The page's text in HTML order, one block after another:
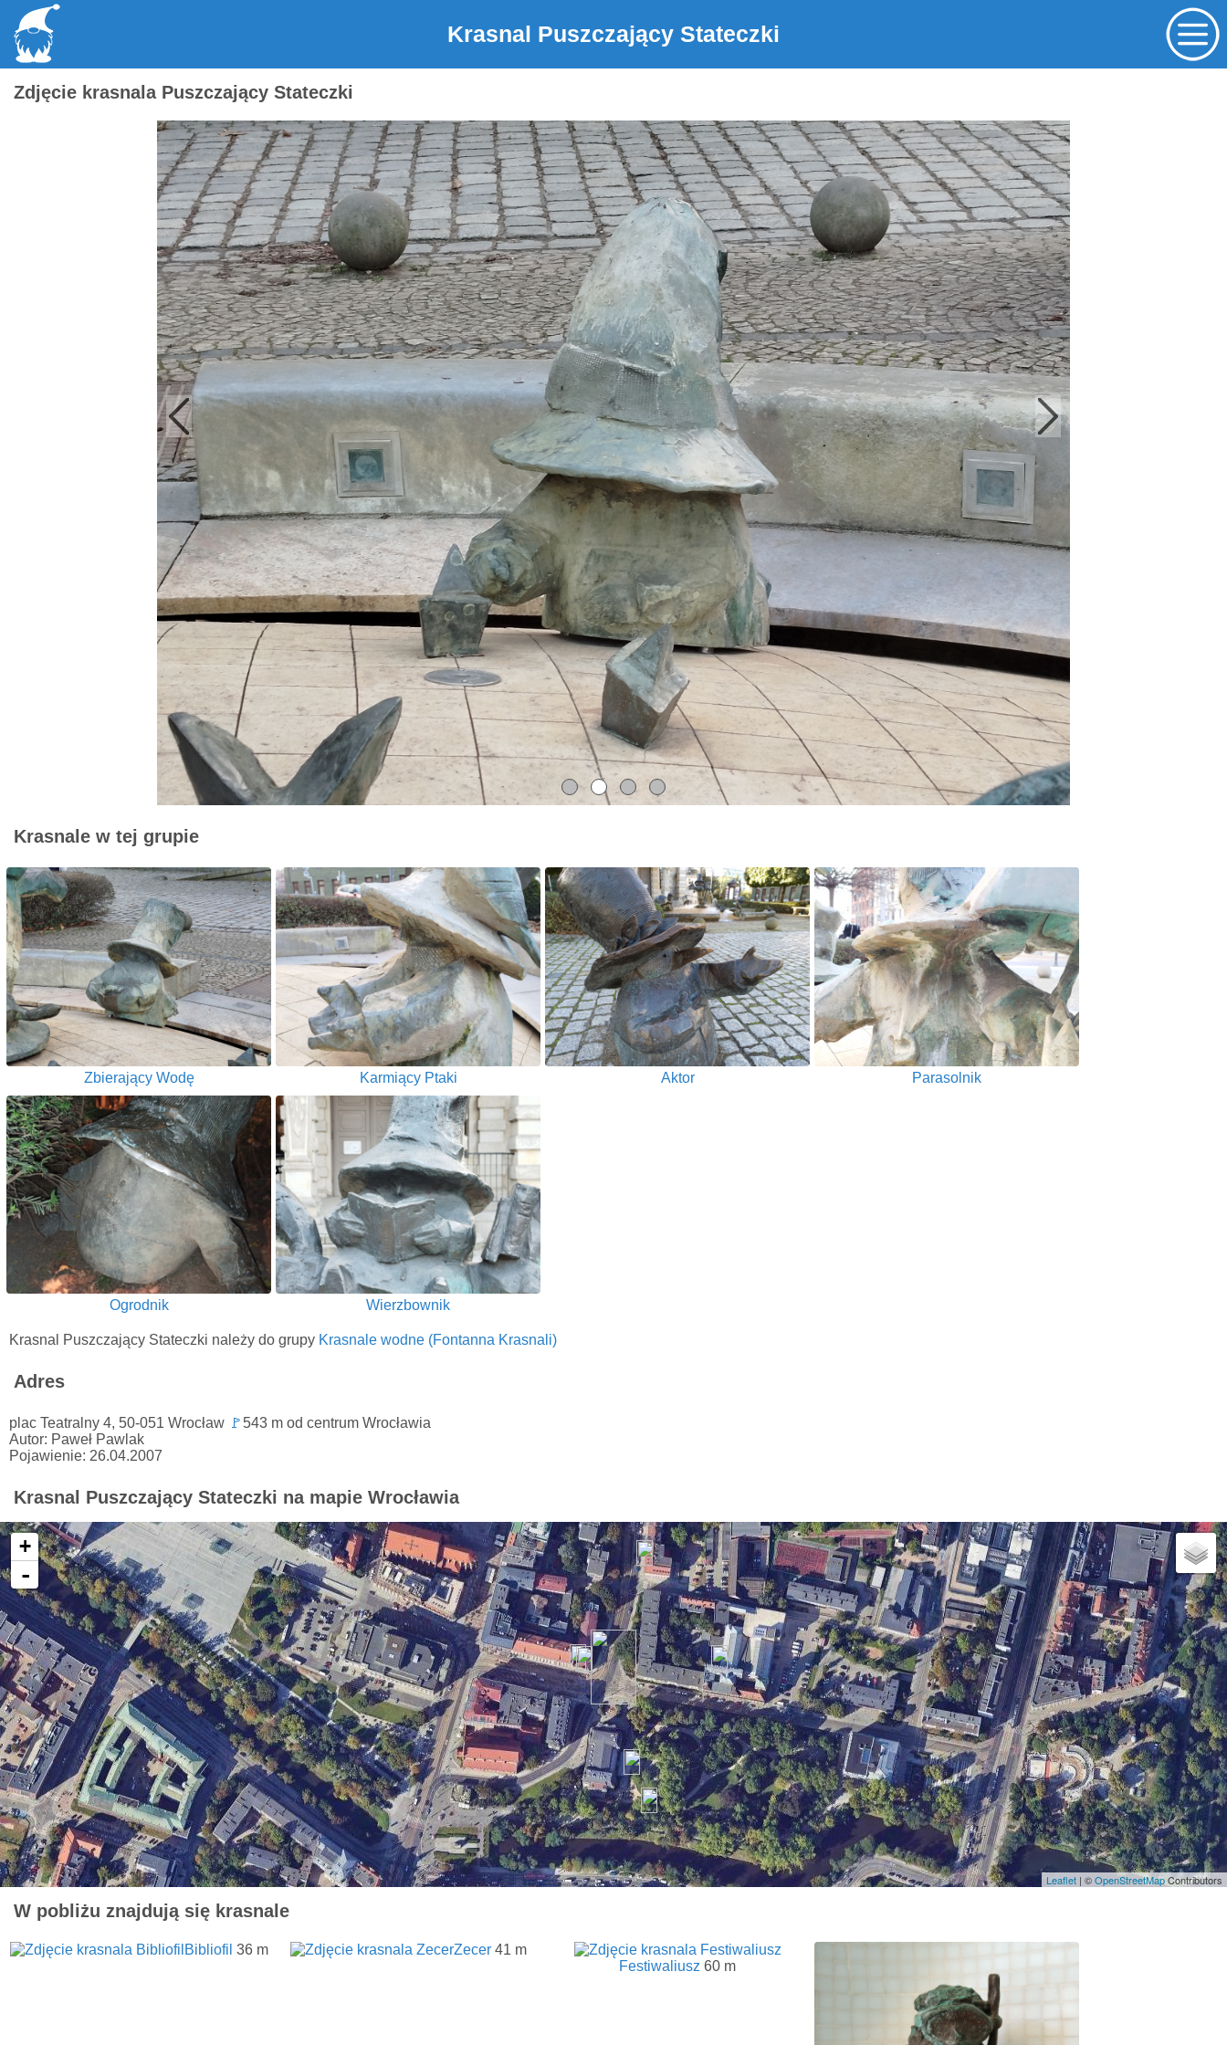
Krasnal Puszczający Stateczki
Zdjęcie krasnala Puszczający Stateczki
Krasnale w tej grupie
Zbierający Wodę Karmiący Ptaki Aktor Parasolnik
Ogrodnik Wierzbownik
Krasnal Puszczający Stateczki należy do grupy Krasnale wodne (Fontanna Krasnali)
Adres
plac Teatralny 4, 50-051 Wrocław 🚩 543 m od centrum Wrocławia
Autor: Paweł Pawlak
Pojawienie: 26.04.2007
Krasnal Puszczający Stateczki na mapie Wrocławia
+
-
Leaflet | ©OpenStreetMapContributors
W pobliżu znajdują się krasnale
Bibliofil 36 m Zecer41 m
Festiwaliusz 60 m